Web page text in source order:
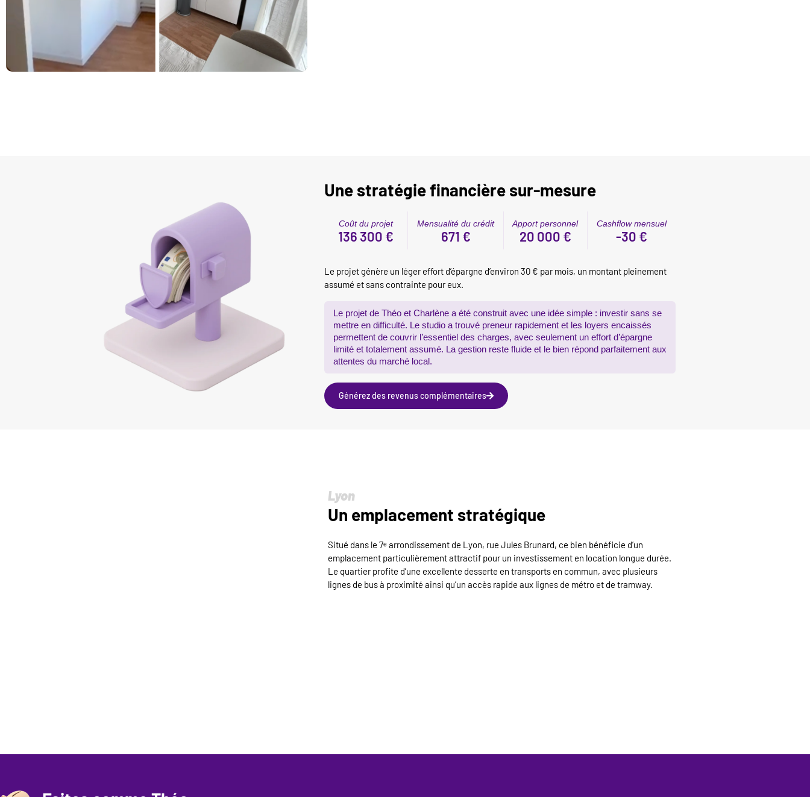
Une stratégie financière sur-mesure
Coût du projet
136 300 €
Mensualité du crédit
671 €
Apport personnel
20 000 €
Cashflow mensuel
-30 €
Le projet génère un léger effort d’épargne d’environ 30 € par mois, un montant pleinement
assumé et sans contrainte pour eux.
Le projet de Théo et Charlène a été construit avec une idée simple : investir sans se
mettre en difficulté. Le studio a trouvé preneur rapidement et les loyers encaissés
permettent de couvrir l’essentiel des charges, avec seulement un effort d’épargne
limité et totalement assumé. La gestion reste fluide et le bien répond parfaitement aux
attentes du marché local.
Générez des revenus complémentaires
Lyon
Un emplacement stratégique
Situé dans le 7ᵉ arrondissement de Lyon, rue Jules Brunard, ce bien bénéficie d’un
emplacement particulièrement attractif pour un investissement en location longue durée.
Le quartier profite d’une excellente desserte en transports en commun, avec plusieurs
lignes de bus à proximité ainsi qu’un accès rapide aux lignes de métro et de tramway.